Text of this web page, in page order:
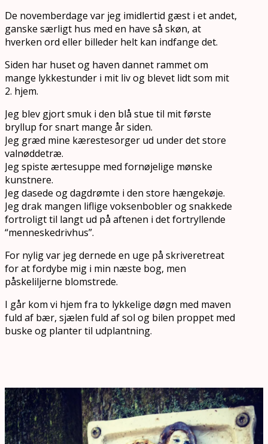
De novemberdage var jeg imidlertid gæst i et andet,
ganske særligt hus med en have så skøn, at
hverken ord eller billeder helt kan indfange det.
Siden har huset og haven dannet rammet om
mange lykkestunder i mit liv og blevet lidt som mit
2. hjem.
Jeg blev gjort smuk i den blå stue til mit første
bryllup for snart mange år siden.
Jeg græd mine kærestesorger ud under det store
valnøddetræ.
Jeg spiste ærtesuppe med fornøjelige mønske
kunstnere.
Jeg dasede og dagdrømte i den store hængekøje.
Jeg drak mangen liflige voksenbobler og snakkede
fortroligt til langt ud på aftenen i det fortryllende
“menneskedrivhus”.
For nylig var jeg dernede en uge på skriveretreat
for at fordybe mig i min næste bog, men
påskeliljerne blomstrede.
I går kom vi hjem fra to lykkelige døgn med maven
fuld af bær, sjælen fuld af sol og bilen proppet med
buske og planter til udplantning.